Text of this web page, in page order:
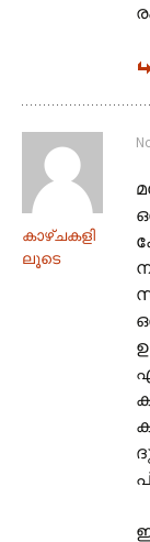
കാഴ്ചകളി
ലൂടെ